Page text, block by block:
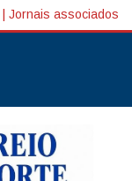
Jornais associados